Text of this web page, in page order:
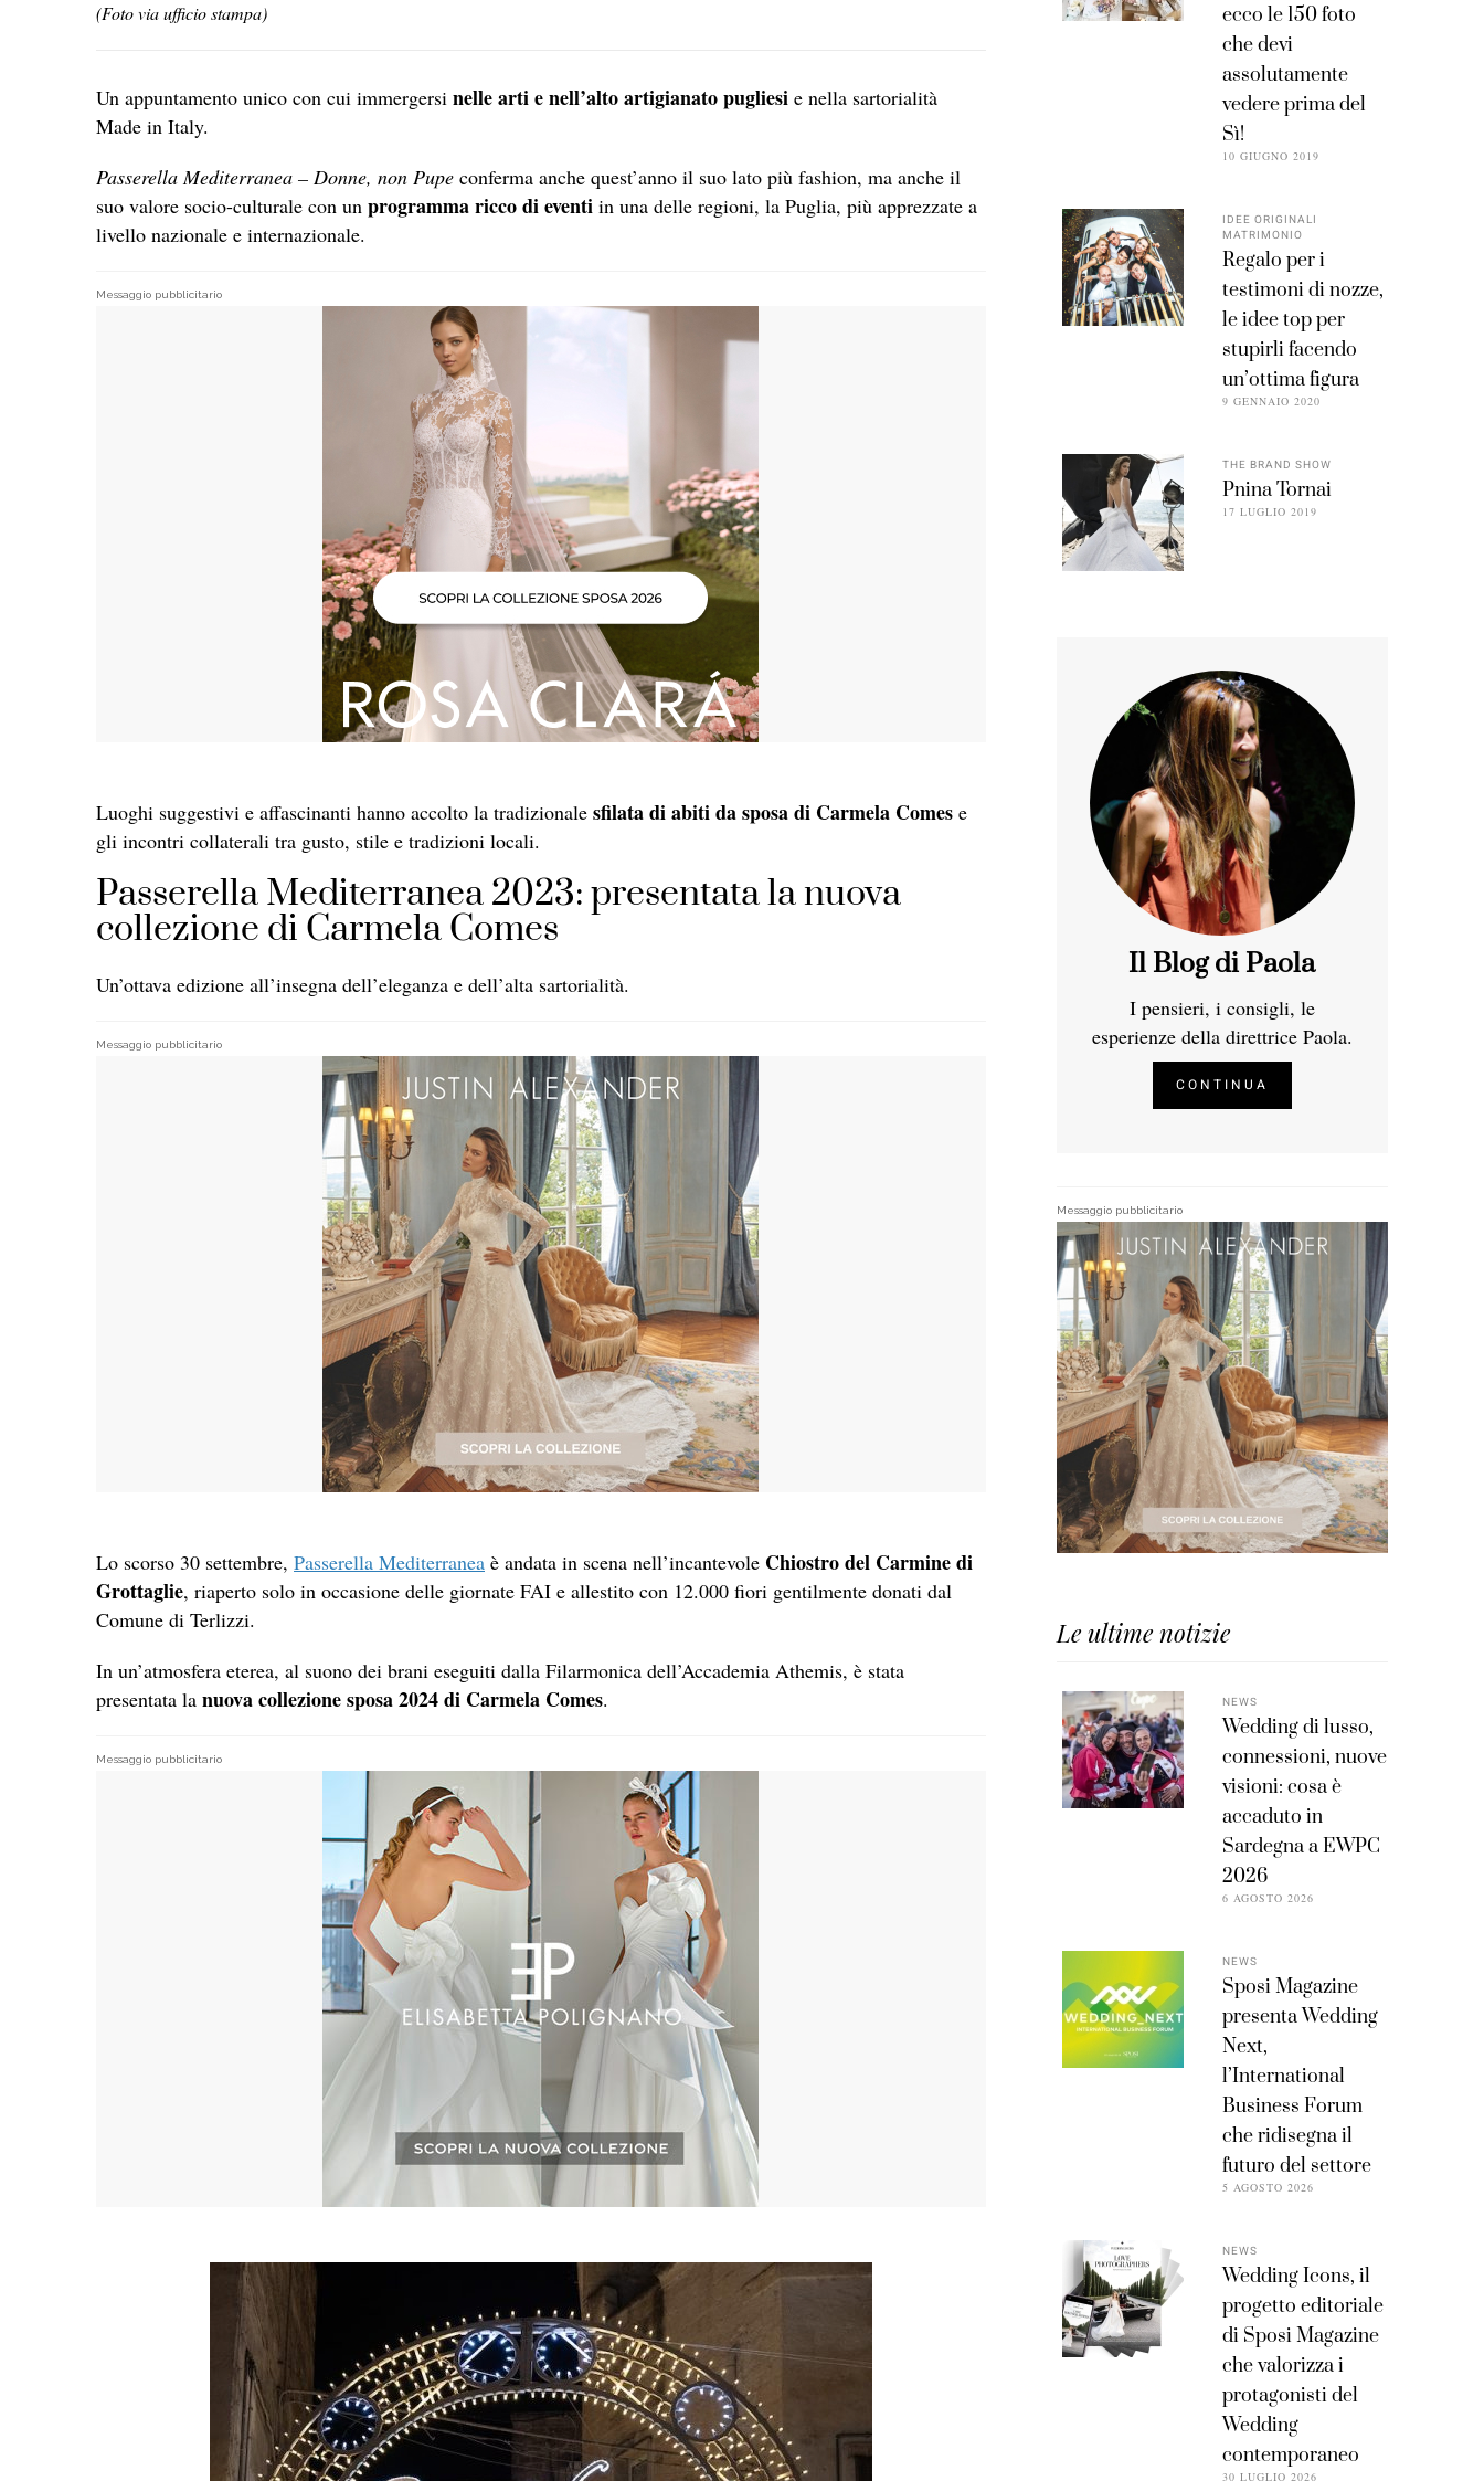
(Foto via ufficio stampa)
Un appuntamento unico con cui immergersi nelle arti e nell’alto artigianato pugliesi e nella sartorialità
Made in Italy.
Passerella Mediterranea – Donne, non Pupe conferma anche quest’anno il suo lato più fashion, ma anche il
suo valore socio-culturale con un programma ricco di eventi in una delle regioni, la Puglia, più apprezzate a
livello nazionale e internazionale.
Messaggio pubblicitario
Luoghi suggestivi e affascinanti hanno accolto la tradizionale sfilata di abiti da sposa di Carmela Comes e
gli incontri collaterali tra gusto, stile e tradizioni locali.
Passerella Mediterranea 2023: presentata la nuova
collezione di Carmela Comes
Un’ottava edizione all’insegna dell’eleganza e dell’alta sartorialità.
Messaggio pubblicitario
Lo scorso 30 settembre, Passerella Mediterranea è andata in scena nell’incantevole Chiostro del Carmine di
Grottaglie, riaperto solo in occasione delle giornate FAI e allestito con 12.000 fiori gentilmente donati dal
Comune di Terlizzi.
In un’atmosfera eterea, al suono dei brani eseguiti dalla Filarmonica dell’Accademia Athemis, è stata
presentata la nuova collezione sposa 2024 di Carmela Comes.
Messaggio pubblicitario
ecco le 150 foto
che devi
assolutamente
vedere prima del
Sì!
10 GIUGNO 2019
IDEE ORIGINALI
MATRIMONIO
Regalo per i
testimoni di nozze,
le idee top per
stupirli facendo
un’ottima figura
9 GENNAIO 2020
THE BRAND SHOW
Pnina Tornai
17 LUGLIO 2019
Il Blog di Paola
I pensieri, i consigli, le
esperienze della direttrice Paola.
CONTINUA
Messaggio pubblicitario
Le ultime notizie
NEWS
Wedding di lusso,
connessioni, nuove
visioni: cosa è
accaduto in
Sardegna a EWPC
2026
6 AGOSTO 2026
NEWS
Sposi Magazine
presenta Wedding
Next,
l’International
Business Forum
che ridisegna il
futuro del settore
5 AGOSTO 2026
NEWS
Wedding Icons, il
progetto editoriale
di Sposi Magazine
che valorizza i
protagonisti del
Wedding
contemporaneo
30 LUGLIO 2026